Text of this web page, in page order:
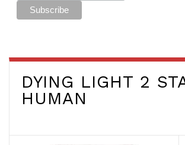
DYING LIGHT 2
HUMAN